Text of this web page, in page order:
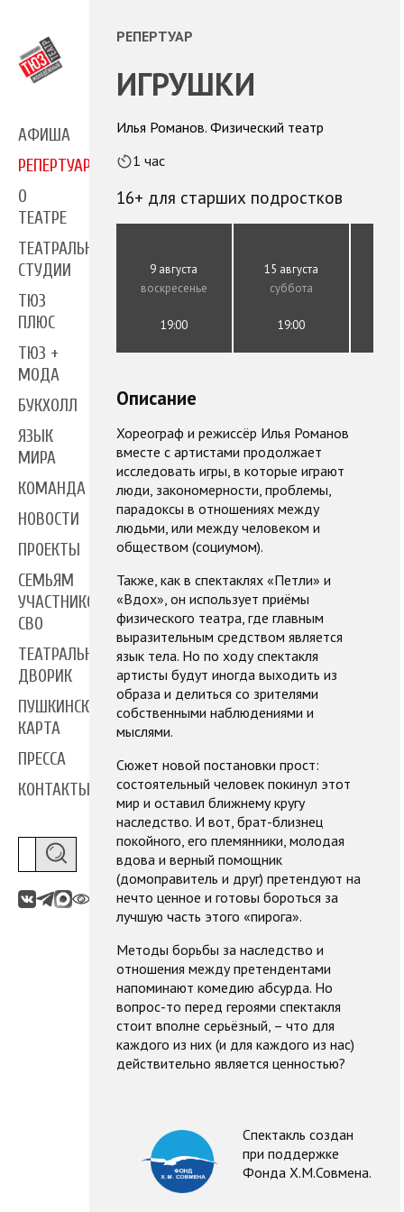
АФИША
РЕПЕРТУАР
О
ТЕАТРЕ
ТЕАТРАЛЬНЫЕ
СТУДИИ
ТЮЗ
ПЛЮС
ТЮЗ +
МОДА
БУКХОЛЛ
ЯЗЫК
МИРА
КОМАНДА
НОВОСТИ
ПРОЕКТЫ
СЕМЬЯМ
УЧАСТНИКОВ
СВО
ТЕАТРАЛЬНЫЙ
ДВОРИК
ПУШКИНСКАЯ
КАРТА
ПРЕССА
КОНТАКТЫ
РЕПЕРТУАР
ИГРУШКИ
Илья Романов. Физический театр
1 час
16+ для старших подростков
9 августа
воскресенье
19:00
15 августа
суббота
19:00
Описание
Хореограф и режиссёр Илья Романов
вместе с артистами продолжает
исследовать игры, в которые играют
люди, закономерности, проблемы,
парадоксы в отношениях между
людьми, или между человеком и
обществом (социумом).
Также, как в спектаклях «Петли» и
«Вдох», он использует приёмы
физического театра, где главным
выразительным средством является
язык тела. Но по ходу спектакля
артисты будут иногда выходить из
образа и делиться со зрителями
собственными наблюдениями и
мыслями.
Сюжет новой постановки прост:
состоятельный человек покинул этот
мир и оставил ближнему кругу
наследство. И вот, брат-близнец
покойного, его племянники, молодая
вдова и верный помощник
(домоправитель и друг) претендуют на
нечто ценное и готовы бороться за
лучшую часть этого «пирога».
Методы борьбы за наследство и
отношения между претендентами
напоминают комедию абсурда. Но
вопрос-то перед героями спектакля
стоит вполне серьёзный, – что для
каждого из них (и для каждого из нас)
действительно является ценностью?
Спектакль создан
при поддержке
Фонда Х.М.Совмена.